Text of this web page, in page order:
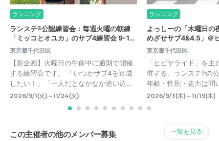
ランニング
ランステ®公認練習会：毎週火曜の朝練
「ミッコとオユカ」のサブ4練習会 9-1…
東京都千代田区
【新企画】火曜日の午前中に通期で開催
する練習会です。 「いつかサブ4を達成
したい！」「一人だとなかなか追い込…
2026/9/1(火)～11/24(火)
ランニング
よっしーの「木曜日の
めざせサブ4&4.5」＠
東京都千代田区
「ヒビヤライド」を
催する、ランステ®の
年齢・性別・走力は問
2026/9/3(木)～11/19(木)
この主催者の他のメンバー募集 一覧を見る